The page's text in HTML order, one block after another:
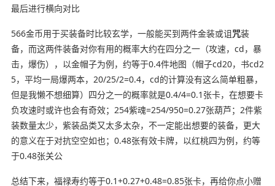
最后进行横向对比
566金币用于买装备时比较玄学，一般能买到两件金装或诅咒装
备，而这两件装备对你有用的概率大约在四分之一（攻速，cd，暴
击，爆伤），以金帽子为例，约等于0.4件地图（帽子cd20，书cd2
5，平均一局爆两本，20/25/2=0.4，cd的计算没有这么简单粗暴，
但是我懒不想细算）四分之一的概率就是0.4/4=0.1张卡，在想要卡
负攻速时或许也会有奇效；254紫魂=254/950=0.27张葫芦；2件紫
装数量太少，紫装品类又太多太杂，不一定能出想要的装备，更大
的意义在于对抗空空如也；0.48张有效卡牌，以红桃四为例，约等
于0.48张关公
总结下来，福禄寿约等于0.1+0.27+0.48=0.85张卡，再给你点小赠